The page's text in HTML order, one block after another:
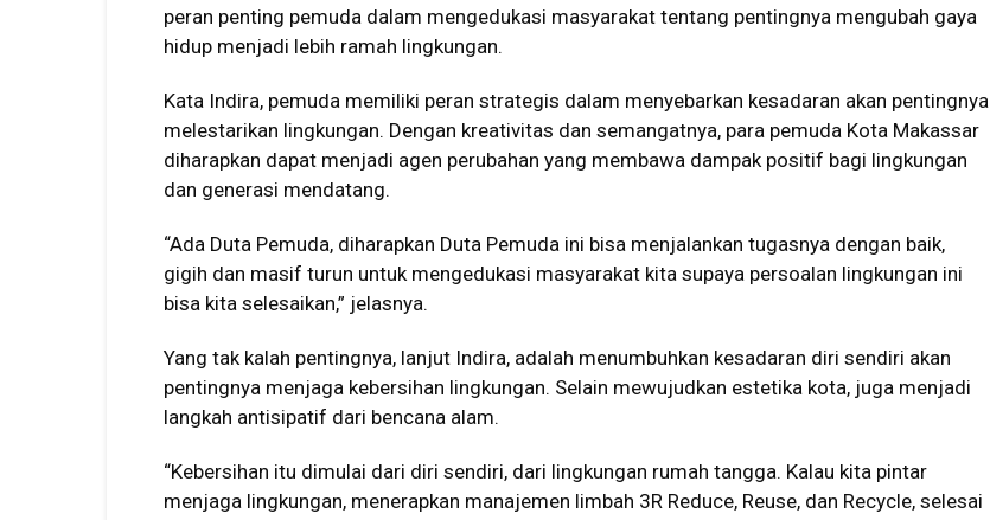
peran penting pemuda dalam mengedukasi masyarakat tentang pentingnya mengubah gaya
hidup menjadi lebih ramah lingkungan.
Kata Indira, pemuda memiliki peran strategis dalam menyebarkan kesadaran akan pentingnya
melestarikan lingkungan. Dengan kreativitas dan semangatnya, para pemuda Kota Makassar
diharapkan dapat menjadi agen perubahan yang membawa dampak positif bagi lingkungan
dan generasi mendatang.
“Ada Duta Pemuda, diharapkan Duta Pemuda ini bisa menjalankan tugasnya dengan baik,
gigih dan masif turun untuk mengedukasi masyarakat kita supaya persoalan lingkungan ini
bisa kita selesaikan,” jelasnya.
Yang tak kalah pentingnya, lanjut Indira, adalah menumbuhkan kesadaran diri sendiri akan
pentingnya menjaga kebersihan lingkungan. Selain mewujudkan estetika kota, juga menjadi
langkah antisipatif dari bencana alam.
“Kebersihan itu dimulai dari diri sendiri, dari lingkungan rumah tangga. Kalau kita pintar
menjaga lingkungan, menerapkan manajemen limbah 3R Reduce, Reuse, dan Recycle, selesai